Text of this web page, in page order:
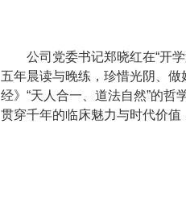
公司党委书记郑晓红在“开
五年晨读与晚练，珍惜光阴、
经》“天人合一、道法自然”的
贯穿千年的临床魅力与时代价值